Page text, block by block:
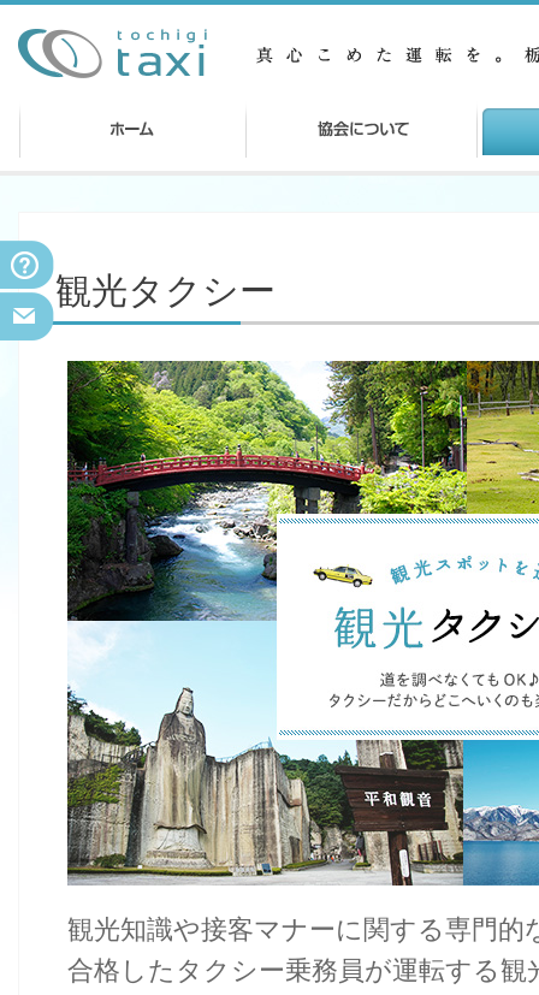
観光タクシー
観光知識や接客マナーに関する専門的
合格したタクシー乗務員が運転する